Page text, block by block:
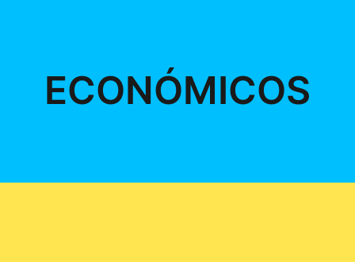
ECONÓMICOS